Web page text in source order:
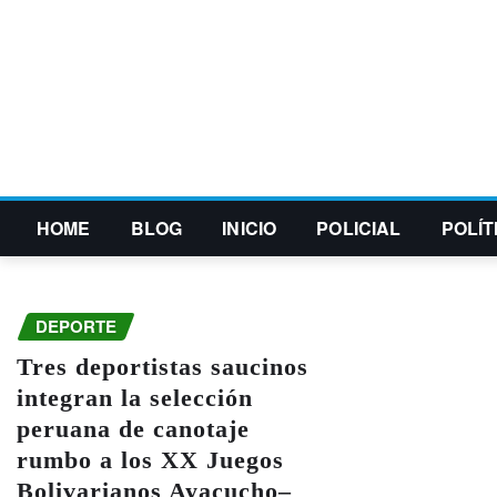
HOME BLOG INICIO POLICIAL
DEPORTE
Tres deportistas saucinos
integran la selección
peruana de canotaje
rumbo a los XX Juegos
Bolivarianos Ayacucho–